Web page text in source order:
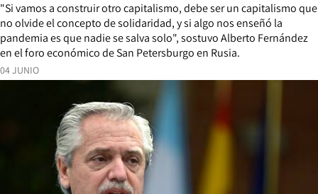
04 JUNIO
"Si vamos a construir otro capitalismo, debe ser un capitalismo que
no olvide el concepto de solidaridad, y si algo nos enseñó la
pandemia es que nadie se salva solo", sostuvo Alberto Fernández
en el foro económico de San Petersburgo en Rusia.